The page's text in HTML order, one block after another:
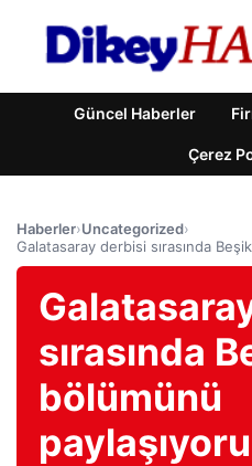
Güncel Haberler
Çerez
Haberler›Uncategorized›
Galatasaray derbisi sırasında
sırasında
bölümünü